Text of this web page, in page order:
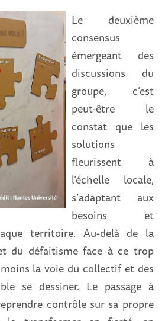
Le deuxième
consensus
émergeant des
discussions du
groupe, c’est
peut-être le
constat que les
solutions
fleurissent à
l’échelle locale,
s’adaptant aux
besoins et
territoire. Au-delà de la
du défaitisme face à ce trop
la voie du collectif et des
se dessiner. Le passage à
contrôle sur sa propre